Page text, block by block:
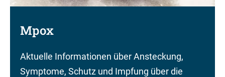
Mpox
Aktuelle Informationen über Ansteckung,
Symptome, Schutz und Impfung über die